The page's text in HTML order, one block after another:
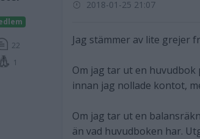
22
1
2018-01-25 21:07
Jag stämmer av lite grejer
Om jag tar ut en huvudbok
innan jag nollade kontot,
Om jag tar ut en
än vad huvudboken har.